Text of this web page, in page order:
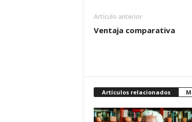
Artículo anterior
Ventaja comparativa
Artículos relacionados